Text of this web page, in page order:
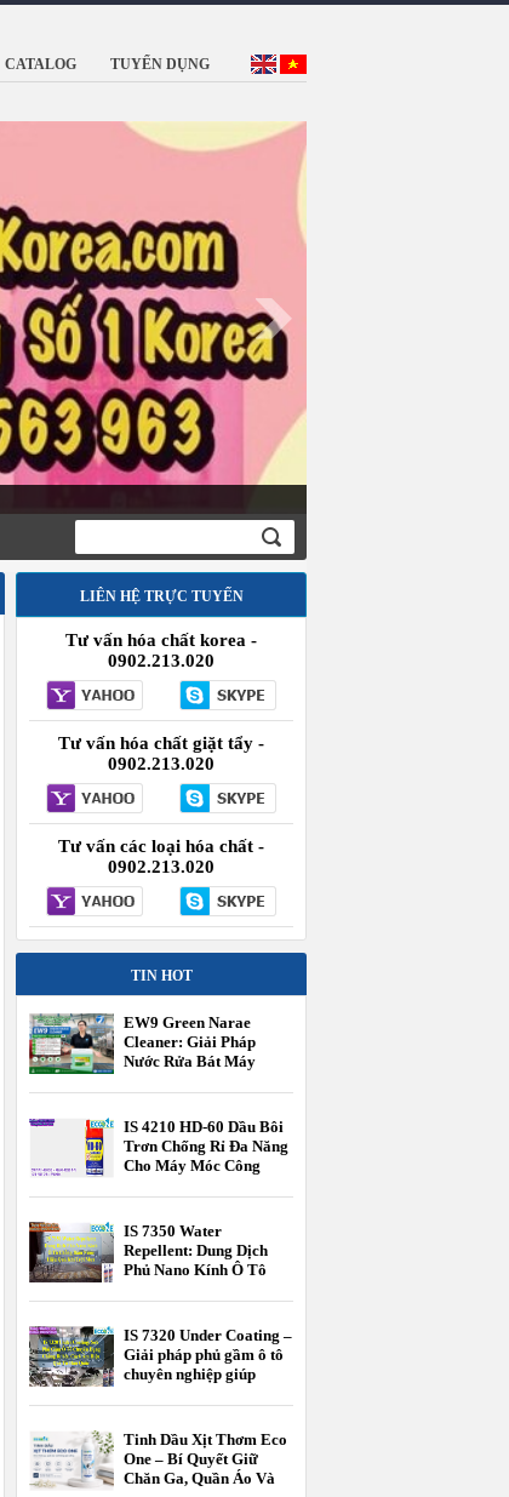
CATALOG TUYỂN DỤNG
LIÊN HỆ TRỰC TUYẾN
Tư vấn hóa chất korea -
0902.213.020
Tư vấn hóa chất giặt tẩy -
0902.213.020
Tư vấn các loại hóa chất -
0902.213.020
TIN HOT
EW9 Green Narae
Cleaner: Giải Pháp
Nước Rửa Bát Máy
Ưu Chi Phí Cho Bếp Nhà
Hàng, Khách Sạn
IS 4210 HD-60 Dầu Bôi
Trơn Chống Rỉ Đa Năng
Cho Máy Móc Công
IS 7350 Water
Repellent: Dung Dịch
Phủ Nano Kính Ô Tô
IS 7320 Under Coating –
Giải pháp phủ gầm ô tô
chuyên nghiệp giúp
thời gian.
Tinh Dầu Xịt Thơm Eco
One – Bí Quyết Giữ
Chăn Ga, Quần Áo Và